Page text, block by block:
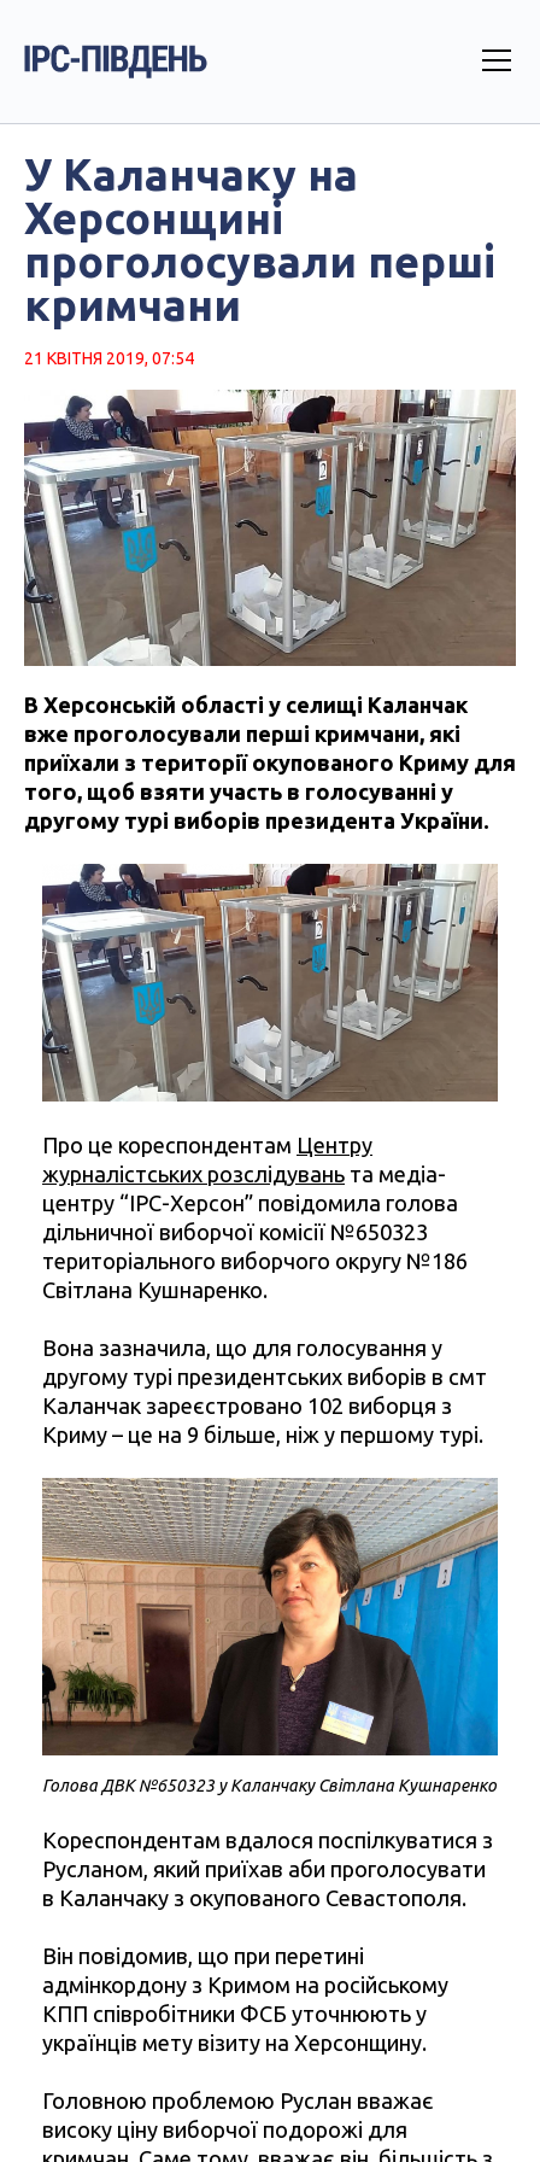
У Каланчаку на
Херсонщині
проголосували перші
кримчани
21 КВІТНЯ 2019, 07:54
В Херсонській області у селищі Каланчак
вже проголосували перші кримчани, які
приїхали з території окупованого Криму для
того, щоб взяти участь в голосуванні у
другому турі виборів президента України.
Про це кореспондентам Центру
журналістських розслідувань та медіа-
центру “ІРС-Херсон” повідомила голова
дільничної виборчої комісії №650323
територіального виборчого округу №186
Світлана Кушнаренко.
Вона зазначила, що для голосування у
другому турі президентських виборів в смт
Каланчак зареєстровано 102 виборця з
Криму – це на 9 більше, ніж у першому турі.
Голова ДВК №650323 у Каланчаку Світлана Кушнаренко
Кореспондентам вдалося поспілкуватися з
Русланом, який приїхав аби проголосувати
в Каланчаку з окупованого Севастополя.
Він повідомив, що при перетині
адмінкордону з Кримом на російському
КПП співробітники ФСБ уточнюють у
українців мету візиту на Херсонщину.
Головною проблемою Руслан вважає
високу ціну виборчої подорожі для